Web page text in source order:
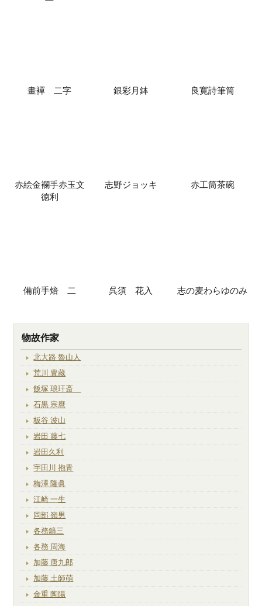
畫襌 二字 銀彩月鉢 良寛詩筆筒
赤絵金襴手赤玉文
徳利
志野ジョッキ 赤工筒茶碗
備前手焙 二 呉須 花入 志の麦わらゆのみ
物故作家
北大路 魯山人
荒川 豊藏
飯塚 琅玕斎
石黒 宗麿
板谷 波山
岩田 藤七
岩田久利
宇田川 抱青
梅澤 隆眞
江崎 一生
岡部 嶺男
各務鑛三
各務 周海
加藤 唐九郎
加藤 土師萌
金重 陶陽